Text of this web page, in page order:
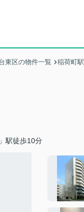
東区の物件一覧 稲荷町駅
駅徒歩10分